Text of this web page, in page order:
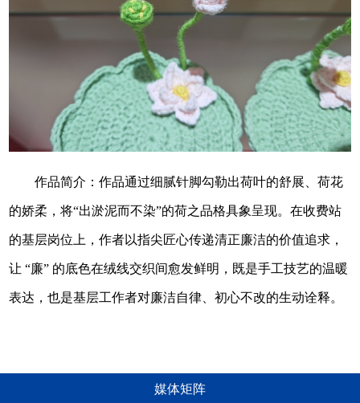
作品简介：作品通过细腻针脚勾勒出荷叶的舒展、荷花
的娇柔，将“出淤泥而不染”的荷之品格具象呈现。在收费站
的基层岗位上，作者以指尖匠心传递清正廉洁的价值追求，
让 “廉” 的底色在绒线交织间愈发鲜明，既是手工技艺的温暖
表达，也是基层工作者对廉洁自律、初心不改的生动诠释。
媒体矩阵